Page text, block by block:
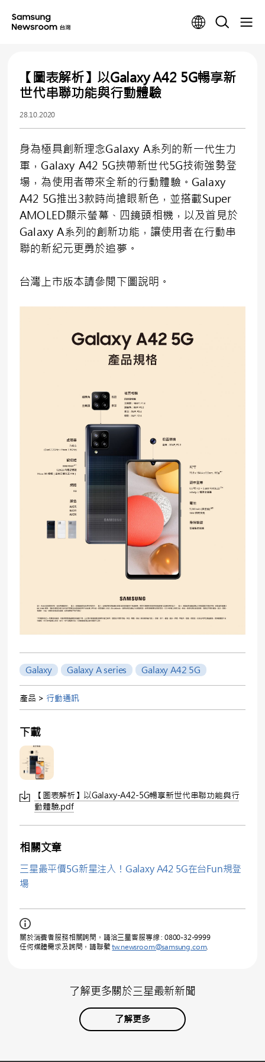
【圖表解析】以Galaxy A42 5G暢享新
世代串聯功能與行動體驗
28.10.2020
身為極具創新理念Galaxy A系列的新一代生力
軍，Galaxy A42 5G挾帶新世代5G技術強勢登
場，為使用者帶來全新的行動體驗。Galaxy
A42 5G推出3款時尚搶眼新色，並搭載Super
AMOLED顯示螢幕、四鏡頭相機，以及首見於
Galaxy A系列的創新功能，讓使用者在行動串
聯的新紀元更勇於追夢。
台灣上市版本請參閱下圖說明。
Galaxy Galaxy A series Galaxy A42 5G
產品 > 行動通訊
下載
【圖表解析】以Galaxy-A42-5G暢享新世代串聯功能與行
動體驗.pdf
相關文章
三星最平價5G新星注入！Galaxy A42 5G在台Fun規登
場
關於消費者服務相關詢問，請洽三星客服專線 : 0800-32-9999
任何媒體需求及詢問，請聯繫tw.newsroom@samsung.com.
了解更多關於三星最新新聞
了解更多